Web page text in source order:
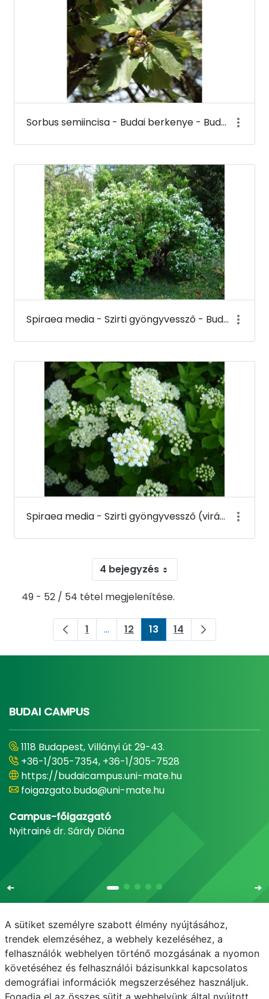
Sorbus semiincisa - Budai berkenye - Budai Arborétum
Spiraea media - Szirti gyöngyvessző - Budai Arborétum
Spiraea media - Szirti gyöngyvessző (virága) - Budai Arborétum
4 bejegyzés
49 - 52 / 54 tétel megjelenítése.
Oldal
1 ...Köztes oldalak Navigáljon a TAB
Oldal
12 Oldal
13 Oldal
14
BUDAI CAMPUS
1118 Budapest, Villányi út 29-43.
+36-1/305-7354, +36-1/305-7528
https://budaicampus.uni-mate.hu
foigazgato.buda@uni-mate.hu
Campus-főigazgató
Nyitrainé dr. Sárdy Diána
E-mail Telefonkönyv NEPTUN
E-learning
Adatvédelem
A sütiket személyre szabott élmény nyújtásához,
trendek elemzéséhez, a webhely kezeléséhez, a
felhasználók webhelyen történő mozgásának a nyomon
követéséhez és felhasználói bázisunkkal kapcsolatos
demográfiai információk megszerzéséhez használjuk.
Fogadja el az összes sütit a webhelyünk által nyújtott